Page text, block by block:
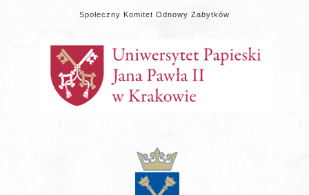
Społeczny Komitet Odnowy Zabytków